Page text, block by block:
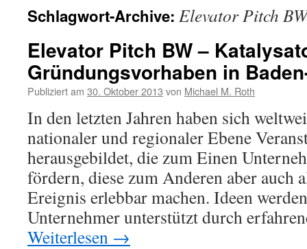
Schlagwort-Archive: Elevator Pitch BW
Elevator Pitch BW –
Gründungsvorhaben in
Publiziert am 30. Oktober 2013 von Michael M. Roth
In den letzten Jahren haben sich
nationaler und regionaler Ebene
herausgebildet, die zum Einen
fördern, diese zum Anderen aber auch
Ereignis erlebbar machen. Ideen
Unternehmer unterstützt durch
Weiterlesen →